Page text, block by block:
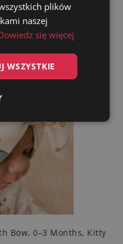
Bow, 0–3 Months, Kitty
plików
naszej
się więcej
WSZYSTKIE